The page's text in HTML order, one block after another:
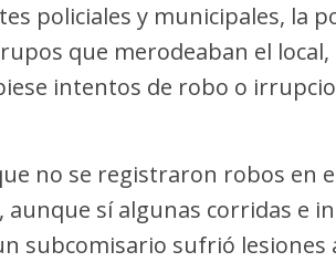
policiales y municipales, la
que merodeaban el
intentos de robo o
no se registraron robos en
aunque sí algunas corridas e
subcomisario sufrió lesiones